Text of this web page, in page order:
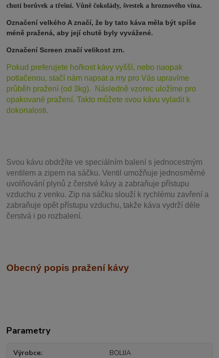
chutí borůvek a třešní. Vůně čokolády, švestek a hroznového vína.
Označení velkého A značí, že by tato káva měla být spíše
méně pražená, aby její chutě byly vyvážené.
Označení Screen značí velikost zrn.
Pokud preferujete hořkost kávy vyšší, nebo naopak
potlačenou, stačí nám napsat a my pro Vás upravíme
průběh pražení (od 3kg). Následně vzorec uložíme pro
opakované pražení. Takto můžete svou kávu vyladit k
dokonalosti.
Svou kávu obdržíte ve speciálním balení s jednocestným
ventilem a zipem na sáčku. Ventil umožňuje jednosměrné
uvolňování plynů z čerstvé kávy a zabraňuje přístupu
vzduchu z venku. Zip na sáčku slouží k rychlému zavření a
zabraňuje opět přístupu vzduchu, takže káva vydrží déle
čerstvá i po rozbalení.
Obecný popis pražení kávy
Parametry
Výrobce BOLIJA